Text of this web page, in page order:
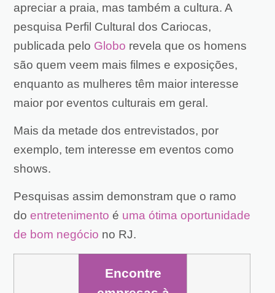
apreciar a praia, mas também a cultura. A
pesquisa Perfil Cultural dos Cariocas,
publicada pelo Globo revela que os homens
são quem veem mais filmes e exposições,
enquanto as mulheres têm maior interesse
maior por eventos culturais em geral.
Mais da metade dos entrevistados, por
exemplo, tem interesse em eventos como
shows.
Pesquisas assim demonstram que o ramo
do entretenimento é uma ótima oportunidade
de bom negócio no RJ.
Encontre